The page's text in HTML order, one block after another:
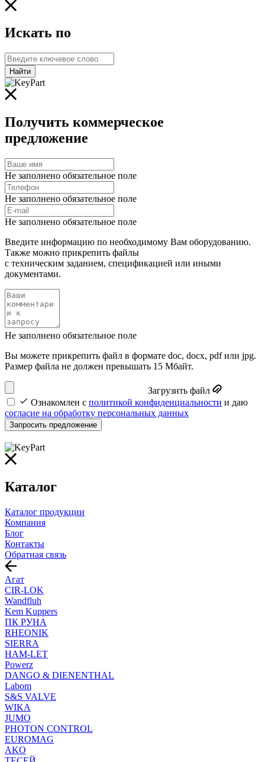
Искать по
Найти
Получить коммерческое
предложение
Не заполнено обязательное поле
Не заполнено обязательное поле
Не заполнено обязательное поле
Введите информацию по необходимому Вам оборудованию.
Также можно прикрепить файлы
с техническим заданием, спецификацией или иными
документами.
Не заполнено обязательное поле
Вы можете прикрепить файл в формате doc, docx, pdf или jpg.
Размер файла не должен превышать 15 Мбайт.
Загрузить файл
Ознакомлен с политикой конфиденциальности и даю
согласие на обработку персональных данных
Запросить предложение
Каталог
Каталог продукции
Компания
Блог
Контакты
Обратная связь
Агат
CIR-LOK
Wandfluh
Kem Kuppers
ПК РУНА
RHEONIK
SIERRA
HAM-LET
Powerz
DANGO & DIENENTHAL
Labom
S&S VALVE
WIKA
JUMO
PHOTON CONTROL
EUROMAG
AKO